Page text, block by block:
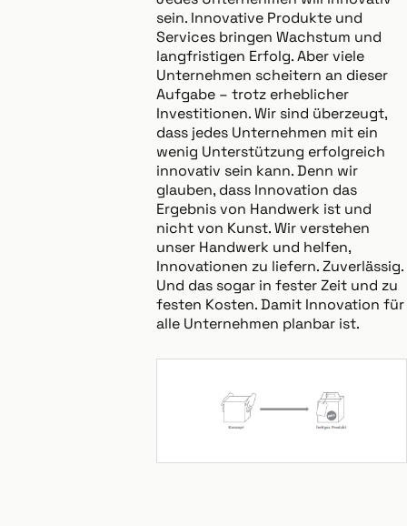
sein. Innovative Produkte und
Services bringen Wachstum und
langfristigen Erfolg. Aber viele
Unternehmen scheitern an dieser
Aufgabe – trotz erheblicher
Investitionen. Wir sind überzeugt,
dass jedes Unternehmen mit ein
wenig Unterstützung erfolgreich
innovativ sein kann. Denn wir
glauben, dass Innovation das
Ergebnis von Handwerk ist und
nicht von Kunst. Wir verstehen
unser Handwerk und helfen,
Innovationen zu liefern. Zuverlässig.
Und das sogar in fester Zeit und zu
festen Kosten. Damit Innovation für
alle Unternehmen planbar ist.